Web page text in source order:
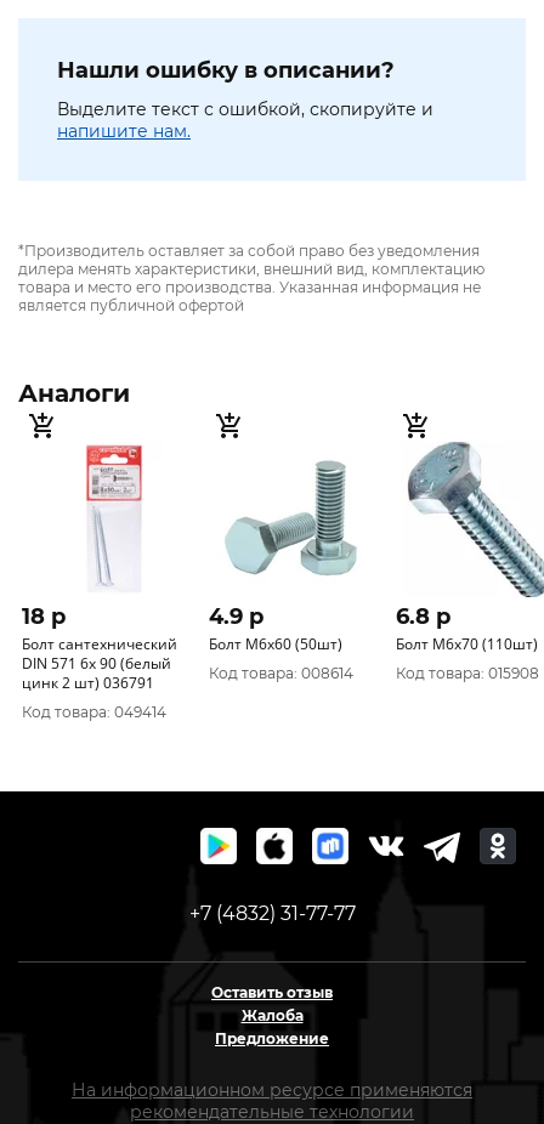
Нашли ошибку в описании?
Выделите текст с ошибкой, скопируйте и
напишите нам.
*Производитель оставляет за собой право без уведомления
дилера менять характеристики, внешний вид, комплектацию
товара и место его производства. Указанная информация не
является публичной офертой
Аналоги
18 p
Болт сантехнический
DIN 571 6x 90 (белый
цинк 2 шт) 036791
Код товара: 049414
4.9 p
Болт М6х60 (50шт)
Код товара: 008614
6.8 p
Болт М6х70 (110шт)
Код товара: 015908
+7 (4832) 31-77-77
Оставить отзыв
Жалоба
Предложение
На информационном ресурсе применяются
рекомендательные технологии